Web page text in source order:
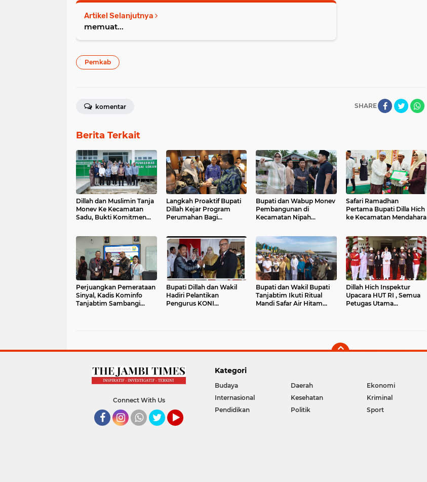
Artikel Selanjutnya
memuat...
Pemkab
SHARE
komentar
Berita Terkait
Dillah dan Muslimin Tanja
Monev Ke Kecamatan
Sadu, Bukti Komitmen
Langkah Proaktif Bupati
Dillah Kejar Program
Perumahan Bagi
Bupati dan Wabup Monev
Pembangunan di
Kecamatan Nipah
Safari Ramadhan
Pertama Bupati Dilla Hich
ke Kecamatan Mendahara
Perjuangkan Pemerataan
Sinyal, Kadis Kominfo
Tanjabtim Sambangi
Bupati Dillah dan Wakil
Hadiri Pelantikan
Pengurus KONI
Bupati dan Wakil Bupati
Tanjabtim Ikuti Ritual
Mandi Safar Air Hitam
Dillah Hich Inspektur
Upacara HUT RI , Semua
Petugas Utama
Connect With Us
Kategori
Budaya Daerah Ekonomi
Internasional
Kesehatan Kriminal
Pendidikan
Politik Sport